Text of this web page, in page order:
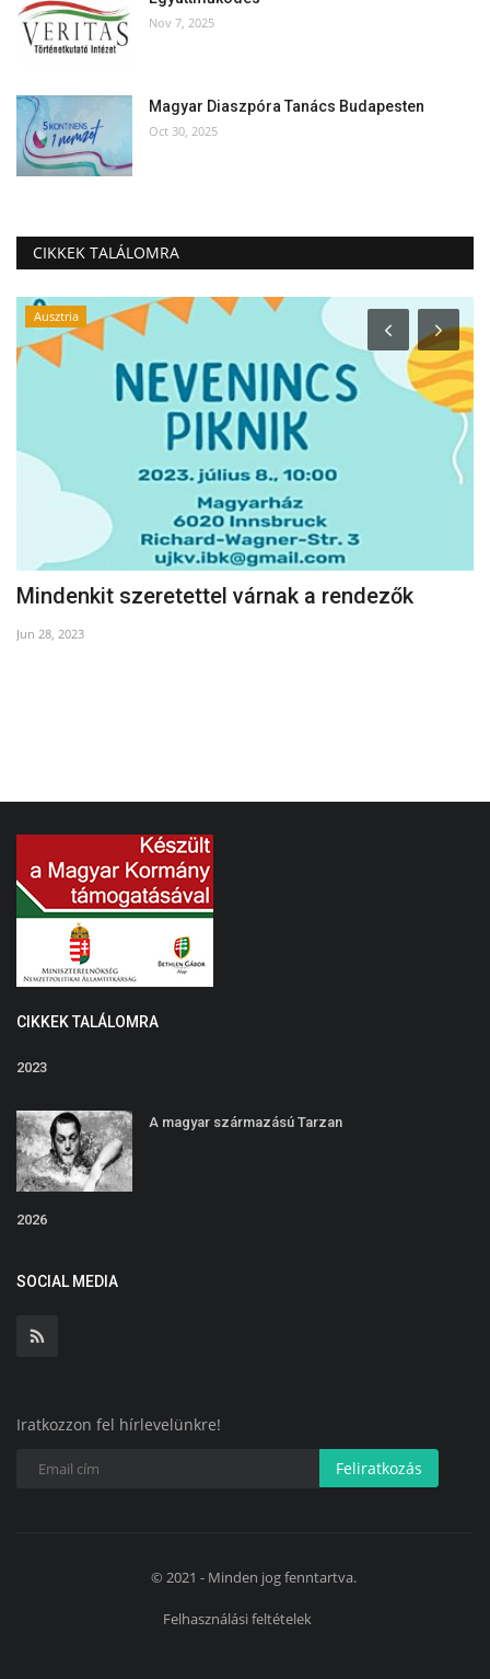
Nov 7, 2025
Magyar Diaszpóra Tanács Budapesten
Oct 30, 2025
CIKKEK TALÁLOMRA
Ausztria
Mindenkit szeretettel várnak a rendezők
Jun 28, 2023
CIKKEK TALÁLOMRA
2023
A magyar származású Tarzan
2026
SOCIAL MEDIA
Iratkozzon fel hírlevelünkre!
Feliratkozás
© 2021 - Minden jog fenntartva.
Felhasználási feltételek